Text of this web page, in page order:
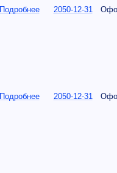
Подробнее 2050-12-31
Подробнее 2050-12-31